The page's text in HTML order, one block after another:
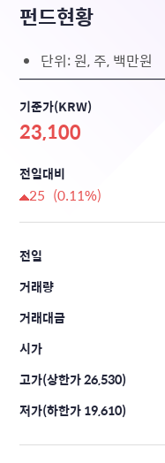
펀드현황
단위: 원, 주, 백만원
기준가(KRW)
23,100
전일대비
25 (0.11%)
전일
거래량
거래대금
시가
고가(상한가 26,530)
저가(하한가 19,610)